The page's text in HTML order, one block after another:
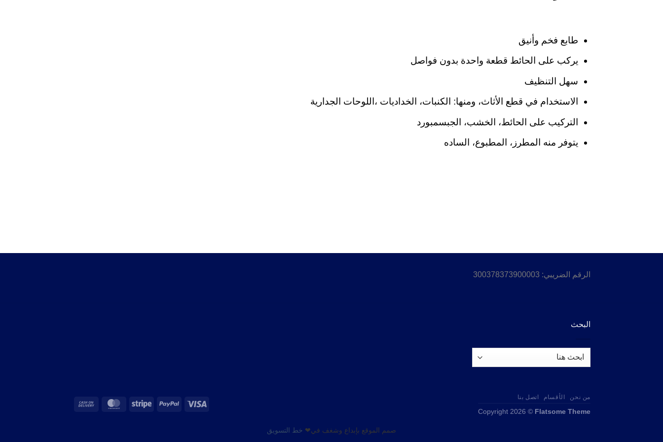
طابع فخم وأنيق
يركب على الحائط قطعة واحدة بدون فواصل
سهل التنظيف
الاستخدام في قطع الأثاث، ومنها: الكنبات، الخداديات ،اللوحات الجدارية
التركيب على الحائط، الخشب، الجبسمبورد
يتوفر منه المطرز، المطبوع، الساده
الرقم الضريبي: 300378373900003
البحث
من نحن الأقسام اتصل بنا
Copyright 2026 © Flatsome Theme
صمم الموقع بإبداع وشغف في❤ خط التسويق